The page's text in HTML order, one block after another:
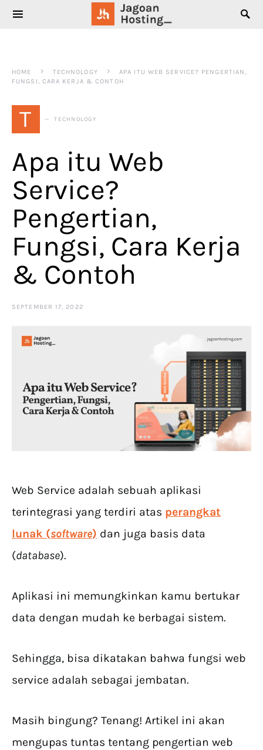
SEARCH FOR:
HOME TECHNOLOGY
APA ITU WEB SERVICE? PENGERTIAN,
FUNGSI, CARA KERJA & CONTOH
T TECHNOLOGY
Apa itu Web
Service?
Pengertian,
Fungsi, Cara Kerja
& Contoh
SEPTEMBER 17, 2022
Web Service adalah sebuah aplikasi
terintegrasi yang terdiri atas perangkat
lunak (software) dan juga basis data
(database).
Aplikasi ini memungkinkan kamu bertukar
data dengan mudah ke berbagai sistem.
Sehingga, bisa dikatakan bahwa fungsi web
service adalah sebagai jembatan.
Masih bingung? Tenang! Artikel ini akan
mengupas tuntas tentang pengertian web